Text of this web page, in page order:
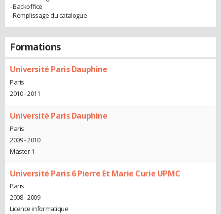
- Backoffice
- Remplissage du catalogue
Formations
Université Paris Dauphine
Paris
2010 - 2011
Université Paris Dauphine
Paris
2009 - 2010
Master 1
Université Paris 6 Pierre Et Marie Curie UPMC
Paris
2008 - 2009
Licence informatique